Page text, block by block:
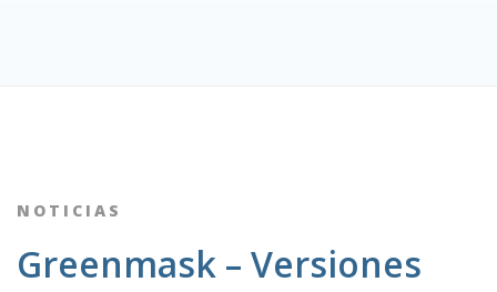
NOTICIAS
Greenmask – Versiones